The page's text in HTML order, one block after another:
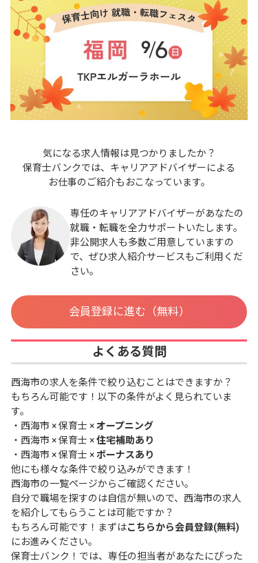
気になる求人情報は見つかりましたか？
保育士バンクでは、キャリアアドバイザーによる
お仕事のご紹介もおこなっています。
専任のキャリアアドバイザーがあなたの
就職・転職を全力サポートいたします。
非公開求人も多数ご用意していますの
で、ぜひ求人紹介サービスもご利用くだ
さい。
会員登録に進む（無料）
よくある質問
西海市の求人を条件で絞り込むことはできますか？
もちろん可能です！以下の条件がよく見られていま
す。
・ 西海市 × 保育士 ×オープニング
・ 西海市 × 保育士 ×住宅補助あり
・ 西海市 × 保育士 ×ボーナスあり
他にも様々な条件で絞り込みができます！
西海市の一覧ページからご確認ください。
自分で職場を探すのは自信が無いので、西海市の求人
を紹介してもらうことは可能ですか？
もちろん可能です！まずはこちらから会員登録(無料)
にお進みください。
保育士バンク！では、専任の担当者があなたにぴった